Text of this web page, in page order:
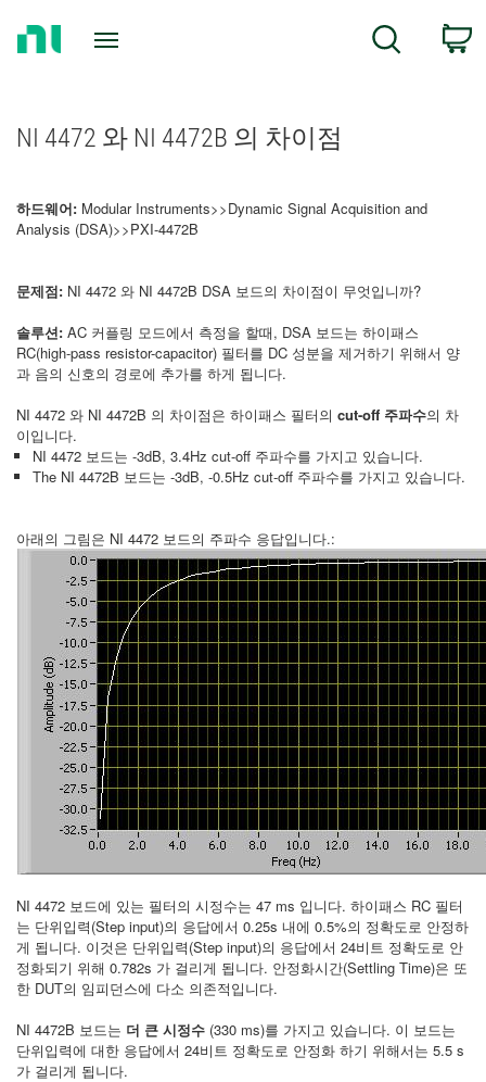
Search
NI 4472 와 NI 4472B 의 차이점
하드웨어: Modular Instruments>>Dynamic Signal Acquisition and
Analysis (DSA)>>PXI-4472B
문제점: NI 4472 와 NI 4472B DSA 보드의 차이점이 무엇입니까?
솔루션: AC 커플링 모드에서 측정을 할때, DSA 보드는 하이패스
RC(high-pass resistor-capacitor) 필터를 DC 성분을 제거하기 위해서 양
과 음의 신호의 경로에 추가를 하게 됩니다.
NI 4472 와 NI 4472B 의 차이점은 하이패스 필터의 cut-off 주파수의 차
이입니다.
NI 4472 보드는 -3dB, 3.4Hz cut-off 주파수를 가지고 있습니다.
The NI 4472B 보드는 -3dB, -0.5Hz cut-off 주파수를 가지고 있습니다.
아래의 그림은 NI 4472 보드의 주파수 응답입니다.:
NI 4472 보드에 있는 필터의 시정수는 47 ms 입니다. 하이패스 RC 필터
는 단위입력(Step input)의 응답에서 0.25s 내에 0.5%의 정확도로 안정하
게 됩니다. 이것은 단위입력(Step input)의 응답에서 24비트 정확도로 안
정화되기 위해 0.782s 가 걸리게 됩니다. 안정화시간(Settling Time)은 또
한 DUT의 임피던스에 다소 의존적입니다.
NI 4472B 보드는 더 큰 시정수 (330 ms)를 가지고 있습니다. 이 보드는
단위입력에 대한 응답에서 24비트 정확도로 안정화 하기 위해서는 5.5 s
가 걸리게 됩니다.